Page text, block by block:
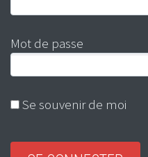
Mot de passe
Se souvenir de moi